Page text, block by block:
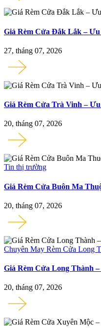
Giá Rèm Cửa Đắk Lắk –
27, tháng 07, 2026
Giá Rèm Cửa Trà Vinh –
20, tháng 07, 2026
Tin thị trường
Giá Rèm Cửa Buôn Ma
20, tháng 07, 2026
Chuyên May Rèm Cửa Long
Giá Rèm Cửa Long Thành
20, tháng 07, 2026